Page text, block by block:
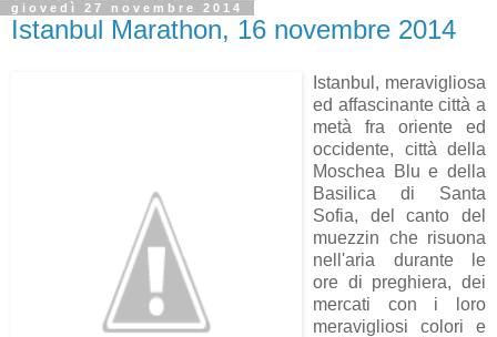
giovedì 27 novembre 2014
Istanbul Marathon, 16 novembre 2014
Istanbul, meravigliosa
ed affascinante città a
metà fra oriente ed
occidente, città della
Moschea Blu e della
Basilica di Santa
Sofia, del canto del
muezzin che risuona
nell'aria durante le
ore di preghiera, dei
mercati con i loro
meravigliosi colori e